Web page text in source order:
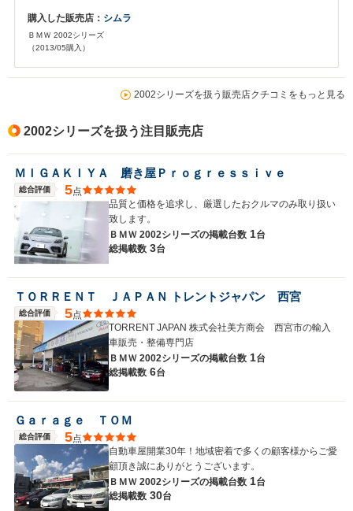
購入した販売店： シムラ
ＢＭＷ 2002シリーズ
（2013/05購入）
2002シリーズを扱う販売店クチコミをもっと見る
2002シリーズを扱う注目販売店
ＭＩＧＡＫＩＹＡ 磨き屋Ｐｒｏｇｒｅｓｓｉｖｅ
総合評価 5点
品質と価格を追求し、厳選したおクルマのみ取り扱い
致します。
ＢＭＷ 2002シリーズの掲載台数 1台
総掲載数 3台
ＴＯＲＲＥＮＴ ＪＡＰＡＮ トレントジャパン 西宮
総合評価 5点
TORRENT JAPAN 株式会社美方商会 西宮市の輸入
車販売・整備専門店
ＢＭＷ 2002シリーズの掲載台数 1台
総掲載数 6台
Ｇａｒａｇｅ ＴＯＭ
総合評価 5点
自動車屋開業30年！地域密着で多くの顧客様からご愛
顧頂き誠にありがとうございます。
ＢＭＷ 2002シリーズの掲載台数 1台
総掲載数 30台